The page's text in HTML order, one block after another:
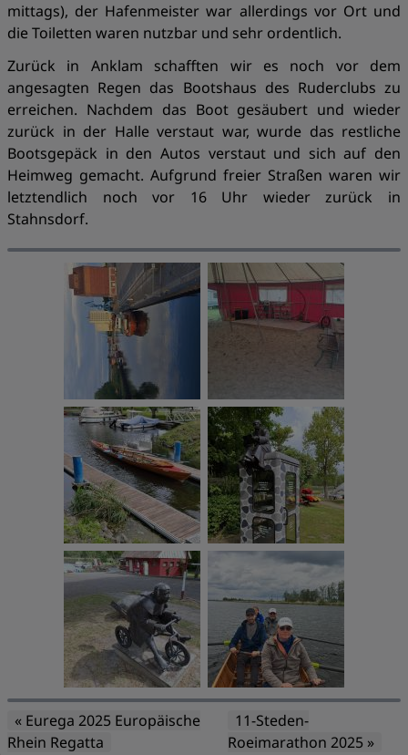
mittags), der Hafenmeister war allerdings vor Ort und
die Toiletten waren nutzbar und sehr ordentlich.
Zurück in Anklam schafften wir es noch vor dem
angesagten Regen das Bootshaus des Ruderclubs zu
erreichen. Nachdem das Boot gesäubert und wieder
zurück in der Halle verstaut war, wurde das restliche
Bootsgepäck in den Autos verstaut und sich auf den
Heimweg gemacht. Aufgrund freier Straßen waren wir
letztendlich noch vor 16 Uhr wieder zurück in
Stahnsdorf.
« Eurega 2025 Europäische
Rhein Regatta
11-Steden-
Roeimarathon 2025 »